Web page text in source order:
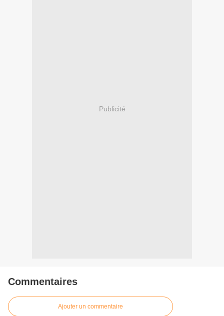
Publicité
Commentaires
Ajouter un commentaire